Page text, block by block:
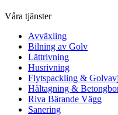
Våra tjänster
Avväxling
Bilning av Golv
Lättrivning
Husrivning
Flytspackling &
Håltagning &
Riva Bärande Vägg
Sanering